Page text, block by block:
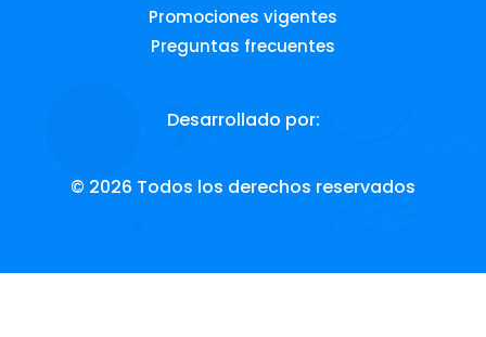
Promociones vigentes
Preguntas frecuentes
Desarrollado por:
© 2026 Todos los derechos reservados